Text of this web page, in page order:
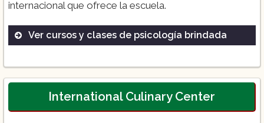
internacional que ofrece la escuela.
Ver cursos y clases de psicología brindada
Campamento de Humo
Curso Proyección Internacional
International Culinary Center